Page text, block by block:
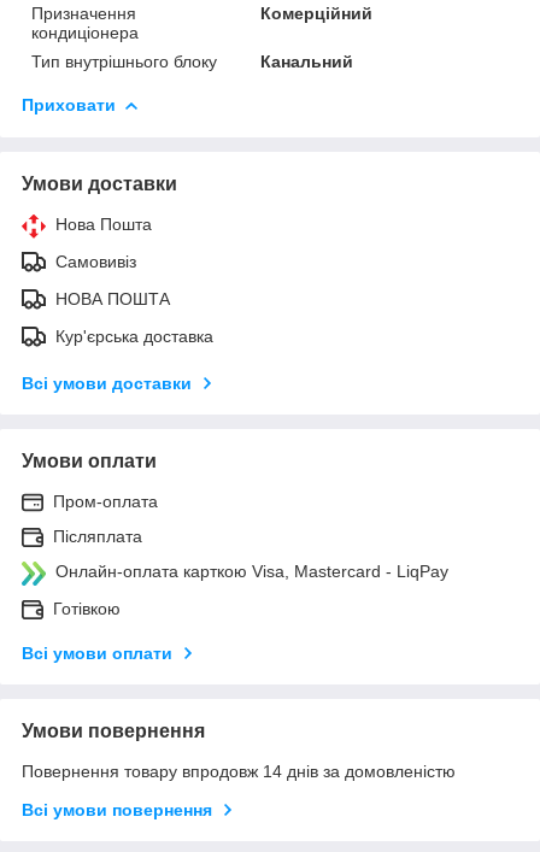
Призначення
кондиціонера
Комерційний
Тип внутрішнього блоку Канальний
Приховати
Умови доставки
Нова Пошта
Самовивіз
НОВА ПОШТА
Кур'єрська доставка
Всі умови доставки
Умови оплати
Пром-оплата
Післяплата
Онлайн-оплата карткою Visa, Mastercard - LiqPay
Готівкою
Всі умови оплати
Умови повернення
Повернення товару впродовж 14 днів за домовленістю
Всі умови повернення